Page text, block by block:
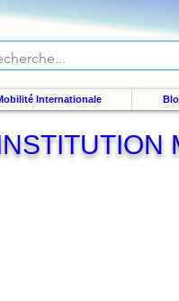
Internationale